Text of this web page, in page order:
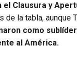
Clausura y
la tabla, aunque
como
al América.